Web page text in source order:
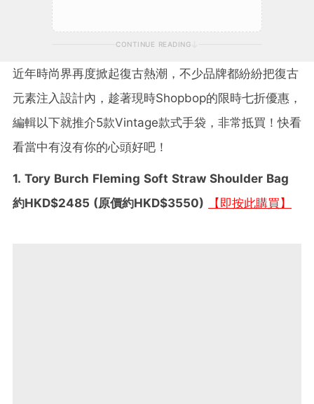
CONTINUE READING
近年時尚界再度掀起復古熱潮，不少品牌都紛紛把復古
元素注入設計內，趁著現時Shopbop的限時七折優惠，
編輯以下就推介5款Vintage款式手袋，非常抵買！快看
看當中有沒有你的心頭好吧！
1. Tory Burch Fleming Soft Straw Shoulder Bag
約HKD$2485 (原價約HKD$3550)
【即按此購買】